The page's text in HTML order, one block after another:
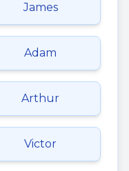
James
Adam
Arthur
Victor